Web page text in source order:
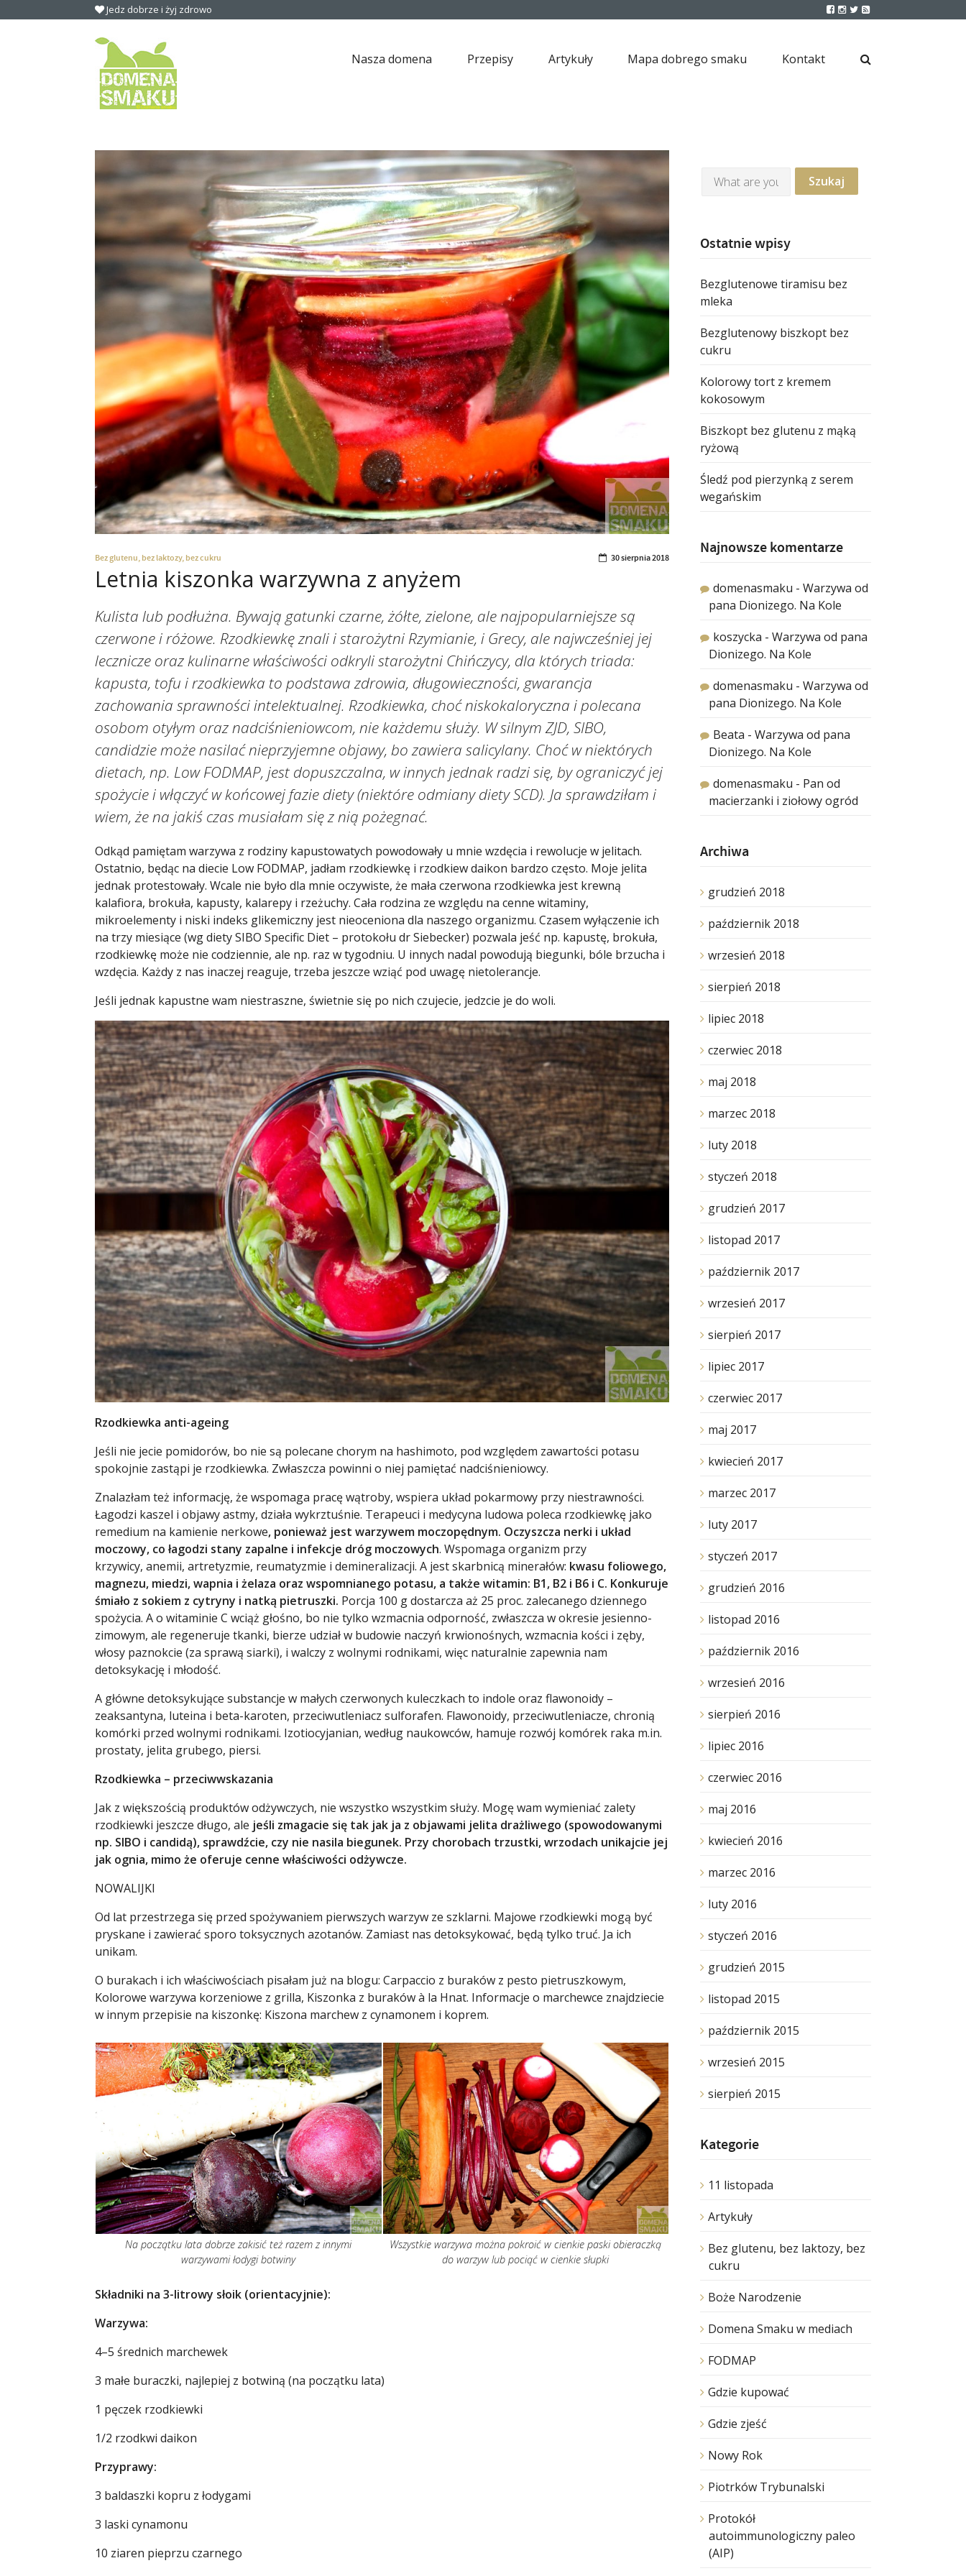
Jedz dobrze i żyj zdrowo
Nasza domena Przepisy Artykuły Mapa dobrego smaku Kontakt
30 sierpnia 2018
Bez glutenu, bez laktozy, bez cukru
Letnia kiszonka warzywna z anyżem
Kulista lub podłużna. Bywają gatunki czarne, żółte, zielone, ale najpopularniejsze są
czerwone i różowe. Rzodkiewkę znali i starożytni Rzymianie, i Grecy, ale najwcześniej jej
lecznicze oraz kulinarne właściwości odkryli starożytni Chińczycy, dla których triada:
kapusta, tofu i rzodkiewka to podstawa zdrowia, długowieczności, gwarancja
zachowania sprawności intelektualnej. Rzodkiewka, choć niskokaloryczna i polecana
osobom otyłym oraz nadciśnieniowcom, nie każdemu służy. W silnym ZJD, SIBO,
candidzie może nasilać nieprzyjemne objawy, bo zawiera salicylany. Choć w niektórych
dietach, np. Low FODMAP, jest dopuszczalna, w innych jednak radzi się, by ograniczyć jej
spożycie i włączyć w końcowej fazie diety (niektóre odmiany diety SCD). Ja sprawdziłam i
wiem, że na jakiś czas musiałam się z nią pożegnać.
Odkąd pamiętam warzywa z rodziny kapustowatych powodowały u mnie wzdęcia i rewolucje w jelitach.
Ostatnio, będąc na diecie Low FODMAP, jadłam rzodkiewkę i rzodkiew daikon bardzo często. Moje jelita
jednak protestowały. Wcale nie było dla mnie oczywiste, że mała czerwona rzodkiewka jest krewną
kalafiora, brokuła, kapusty, kalarepy i rzeżuchy. Cała rodzina ze względu na cenne witaminy,
mikroelementy i niski indeks glikemiczny jest nieoceniona dla naszego organizmu. Czasem wyłączenie ich
na trzy miesiące (wg diety SIBO Specific Diet – protokołu dr Siebecker) pozwala jeść np. kapustę, brokuła,
rzodkiewkę może nie codziennie, ale np. raz w tygodniu. U innych nadal powodują biegunki, bóle brzucha i
wzdęcia. Każdy z nas inaczej reaguje, trzeba jeszcze wziąć pod uwagę nietolerancje.
Jeśli jednak kapustne wam niestraszne, świetnie się po nich czujecie, jedzcie je do woli.
Rzodkiewka anti-ageing
Jeśli nie jecie pomidorów, bo nie są polecane chorym na hashimoto, pod względem zawartości potasu
spokojnie zastąpi je rzodkiewka. Zwłaszcza powinni o niej pamiętać nadciśnieniowcy.
Znalazłam też informację, że wspomaga pracę wątroby, wspiera układ pokarmowy przy niestrawności.
Łagodzi kaszel i objawy astmy, działa wykrztuśnie. Terapeuci i medycyna ludowa poleca rzodkiewkę jako
remedium na kamienie nerkowe, ponieważ jest warzywem moczopędnym. Oczyszcza nerki i układ
moczowy, co łagodzi stany zapalne i infekcje dróg moczowych. Wspomaga organizm przy
krzywicy, anemii, artretyzmie, reumatyzmie i demineralizacji. A jest skarbnicą minerałów: kwasu foliowego,
magnezu, miedzi, wapnia i żelaza oraz wspomnianego potasu, a także witamin: B1, B2 i B6 i C. Konkuruje
śmiało z sokiem z cytryny i natką pietruszki. Porcja 100 g dostarcza aż 25 proc. zalecanego dziennego
spożycia. A o witaminie C wciąż głośno, bo nie tylko wzmacnia odporność, zwłaszcza w okresie jesienno-
zimowym, ale regeneruje tkanki, bierze udział w budowie naczyń krwionośnych, wzmacnia kości i zęby,
włosy paznokcie (za sprawą siarki), i walczy z wolnymi rodnikami, więc naturalnie zapewnia nam
detoksykację i młodość.
A główne detoksykujące substancje w małych czerwonych kuleczkach to indole oraz flawonoidy –
zeaksantyna, luteina i beta-karoten, przeciwutleniacz sulforafen. Flawonoidy, przeciwutleniacze, chronią
komórki przed wolnymi rodnikami. Izotiocyjanian, według naukowców, hamuje rozwój komórek raka m.in.
prostaty, jelita grubego, piersi.
Rzodkiewka – przeciwwskazania
Jak z większością produktów odżywczych, nie wszystko wszystkim służy. Mogę wam wymieniać zalety
rzodkiewki jeszcze długo, ale jeśli zmagacie się tak jak ja z objawami jelita drażliwego (spowodowanymi
np. SIBO i candidą), sprawdźcie, czy nie nasila biegunek. Przy chorobach trzustki, wrzodach unikajcie jej
jak ognia, mimo że oferuje cenne właściwości odżywcze.
NOWALIJKI
Od lat przestrzega się przed spożywaniem pierwszych warzyw ze szklarni. Majowe rzodkiewki mogą być
pryskane i zawierać sporo toksycznych azotanów. Zamiast nas detoksykować, będą tylko truć. Ja ich
unikam.
O burakach i ich właściwościach pisałam już na blogu: Carpaccio z buraków z pesto pietruszkowym,
Kolorowe warzywa korzeniowe z grilla, Kiszonka z buraków à la Hnat. Informacje o marchewce znajdziecie
w innym przepisie na kiszonkę: Kiszona marchew z cynamonem i koprem.
Na początku lata dobrze zakisić też razem z innymi
warzywami łodygi botwiny
Wszystkie warzywa można pokroić w cienkie paski obieraczką
do warzyw lub pociąć w cienkie słupki
Składniki na 3-litrowy słoik (orientacyjnie):
Warzywa:
4–5 średnich marchewek
3 małe buraczki, najlepiej z botwiną (na początku lata)
1 pęczek rzodkiewki
1/2 rzodkwi daikon
Przyprawy:
3 baldaszki kopru z łodygami
3 laski cynamonu
10 ziaren pieprzu czarnego
Ostatnie wpisy
Bezglutenowe tiramisu bez
mleka
Bezglutenowy biszkopt bez
cukru
Kolorowy tort z kremem
kokosowym
Biszkopt bez glutenu z mąką
ryżową
Śledź pod pierzynką z serem
wegańskim
Najnowsze komentarze
domenasmaku -Warzywa od
pana Dionizego. Na Kole
koszycka -Warzywa od pana
Dionizego. Na Kole
domenasmaku -Warzywa od
pana Dionizego. Na Kole
Beata -Warzywa od pana
Dionizego. Na Kole
domenasmaku - Pan od
macierzanki i ziołowy ogród
Archiwa
grudzień 2018
październik 2018
wrzesień 2018
sierpień 2018
lipiec 2018
czerwiec 2018
maj 2018
marzec 2018
luty 2018
styczeń 2018
grudzień 2017
listopad 2017
październik 2017
wrzesień 2017
sierpień 2017
lipiec 2017
czerwiec 2017
maj 2017
kwiecień 2017
marzec 2017
luty 2017
styczeń 2017
grudzień 2016
listopad 2016
październik 2016
wrzesień 2016
sierpień 2016
lipiec 2016
czerwiec 2016
maj 2016
kwiecień 2016
marzec 2016
luty 2016
styczeń 2016
grudzień 2015
listopad 2015
październik 2015
wrzesień 2015
sierpień 2015
Kategorie
11 listopada
Artykuły
Bez glutenu, bez laktozy, bez
cukru
Boże Narodzenie
Domena Smaku w mediach
FODMAP
Gdzie kupować
Gdzie zjeść
Nowy Rok
Piotrków Trybunalski
Protokół
autoimmunologiczny paleo
(AIP)